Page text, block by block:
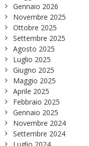
Gennaio 2026
Novembre 2025
Ottobre 2025
Settembre 2025
Agosto 2025
Luglio 2025
Giugno 2025
Maggio 2025
Aprile 2025
Febbraio 2025
Gennaio 2025
Novembre 2024
Settembre 2024